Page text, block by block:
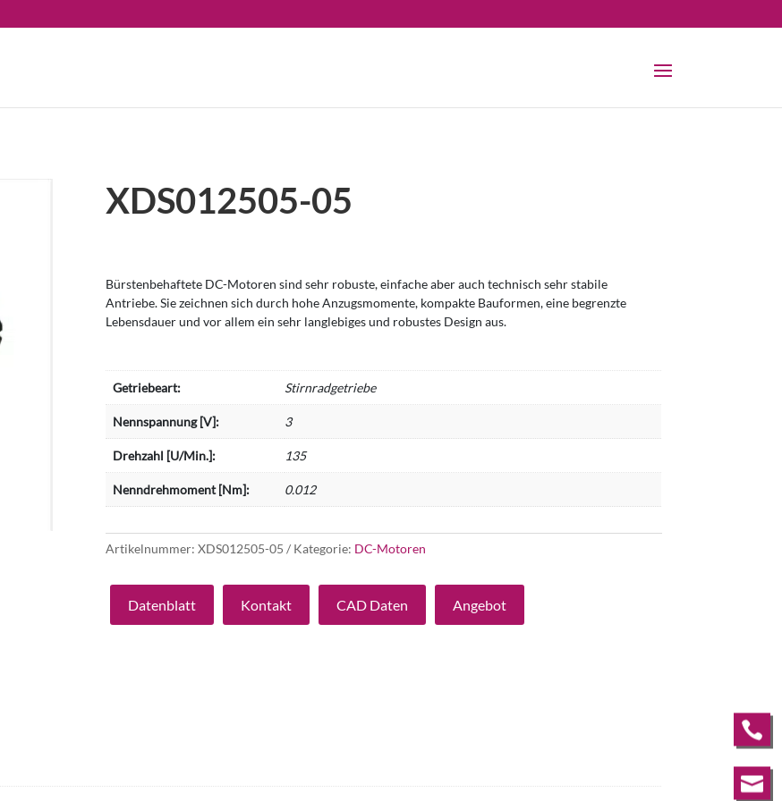
XDS012505-05
Bürstenbehaftete DC-Motoren sind sehr robuste, einfache aber auch technisch sehr stabile
Antriebe. Sie zeichnen sich durch hohe Anzugsmomente, kompakte Bauformen, eine begrenzte
Lebensdauer und vor allem ein sehr langlebiges und robustes Design aus.
Getriebeart: Stirnradgetriebe
Nennspannung [V]: 3
Drehzahl [U/Min.]: 135
Nenndrehmoment [Nm]: 0.012
Artikelnummer:XDS012505-05 Kategorie: DC-Motoren
Datenblatt Kontakt CAD Daten Angebot

